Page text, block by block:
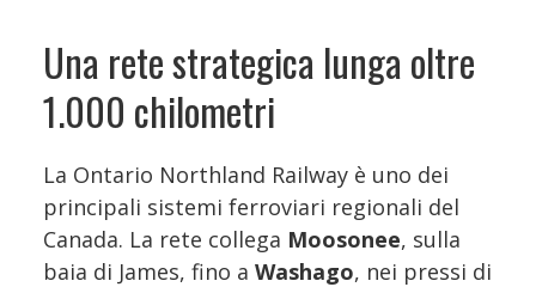
Una rete strategica lunga oltre
1.000 chilometri
La Ontario Northland Railway è uno dei
principali sistemi ferroviari regionali del
Canada. La rete collega Moosonee, sulla
baia di James, fino a Washago, nei pressi di